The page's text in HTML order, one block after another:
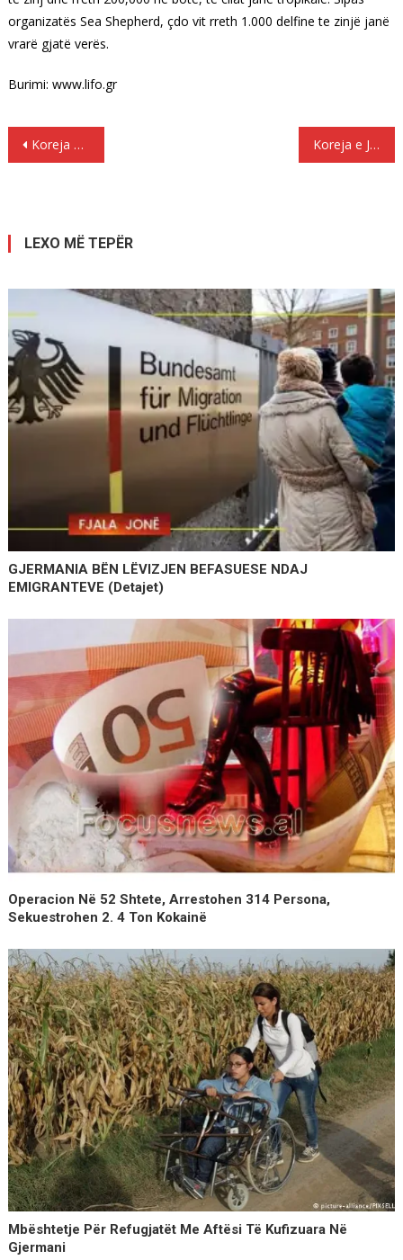
organizatës Sea Shepherd, çdo vit rreth 1.000 delfine te zinjë janë
vrarë gjatë verës.
Burimi: www.lifo.gr
Lëvizje
Koreja e Veriut: Sanksionet e imponuara na prekin gratë dhe fëmijët Koreja e Jugut ofron 800,000 dollarë për refugjatët
LEXO MË TEPËR
GJERMANIA BËN LËVIZJEN BEFASUESE NDAJ
EMIGRANTEVE (detajet)
Operacion Në 52 Shtete, Arrestohen 314 Persona,
Sekuestrohen 2. 4 Ton Kokainë
Mbështetje Për Refugjatët Me Aftësi Të Kufizuara Në
Gjermani